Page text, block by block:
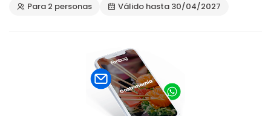
Para 2 personas Válido hasta 30/04/2027